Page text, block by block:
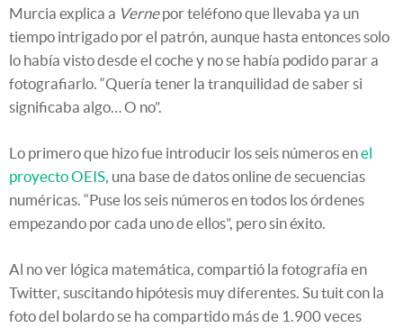
Murcia explica a Vernepor teléfono que llevaba ya un
tiempo intrigado por el patrón, aunque hasta entonces solo
lo había visto desde el coche y no se había podido parar a
fotografiarlo. “Quería tener la tranquilidad de saber si
significaba algo… O no”.
Lo primero que hizo fue introducir los seis números enel
proyecto OEIS, una base de datos online de secuencias
numéricas. “Puse los seis números en todos los órdenes
empezando por cada uno de ellos”, pero sin éxito.
Al no ver lógica matemática, compartió la fotografía en
Twitter, suscitando hipótesis muy diferentes. Su tuit con la
foto del bolardo se ha compartido más de 1.900 veces